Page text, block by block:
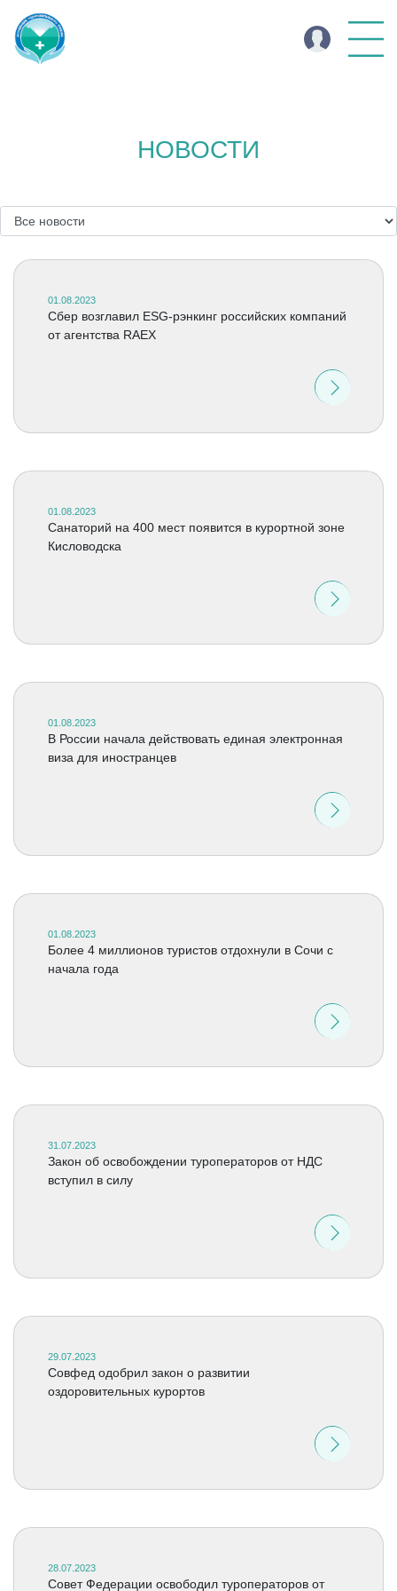
НОВОСТИ
01.08.2023
Сбер возглавил ESG-рэнкинг российских компаний
от агентства RAEX
01.08.2023
Санаторий на 400 мест появится в курортной зоне
Кисловодска
01.08.2023
В России начала действовать единая электронная
виза для иностранцев
01.08.2023
Более 4 миллионов туристов отдохнули в Сочи с
начала года
31.07.2023
Закон об освобождении туроператоров от НДС
вступил в силу
29.07.2023
Совфед одобрил закон о развитии
оздоровительных курортов
28.07.2023
Совет Федерации освободил туроператоров от